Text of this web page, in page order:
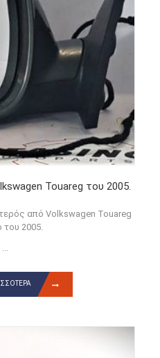
Touareg του 2005.
από Volkswagen Touareg
του 2005.